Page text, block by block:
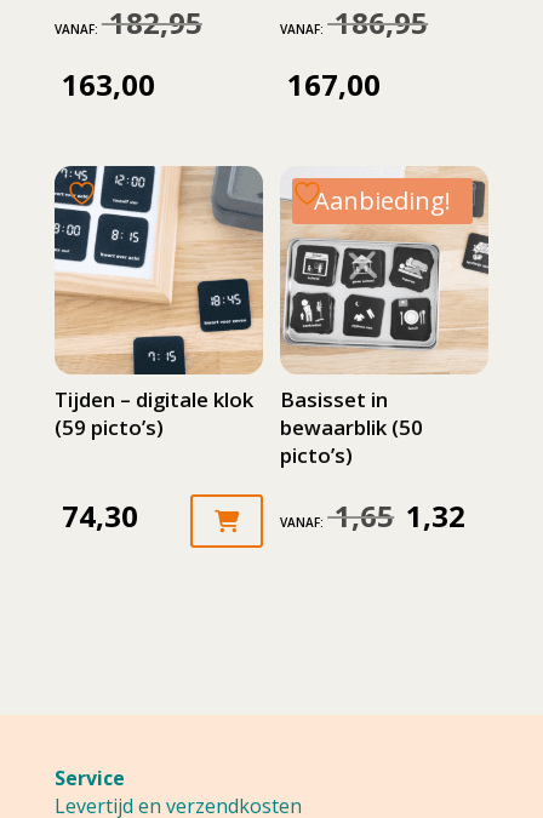
VANAF: 182,95Oorspronkelijke
182,95.
163,00Huidige
is:
163,00.
VANAF:186,95
186,95.
167,00
is:
167,00.
Tijden – digitale klok
(59 picto’s)
74,30
Aanbieding!
Basisset in
bewaarblik (50
picto’s)
VANAF:1,65 Oorspronkelijke
1,32
Service
Levertijd en verzendkosten